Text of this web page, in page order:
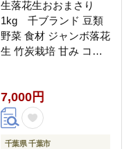
生落花生おおまさり
1kg 千ブランド 豆類
野菜 食材 ジャンボ落花
生 竹炭栽培 甘み コク
7,000円
千葉県 千葉市